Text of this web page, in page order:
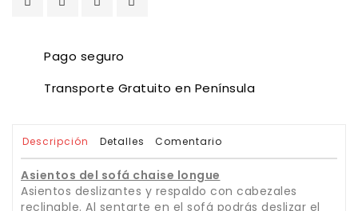
Pago seguro
Transporte Gratuito en Península
Descripción Detalles Comentario
Asientos del sofá chaise longue
Asientos deslizantes y respaldo con cabezales
reclinable. Al sentarte en el sofá podrás deslizar el